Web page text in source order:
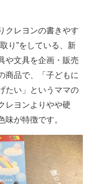
クレヨンの書きやす
り”をしている、新
や文具を企画・販売
商品で、「子どもに
たい」というママの
レヨンよりやや硬
味が特徴です。